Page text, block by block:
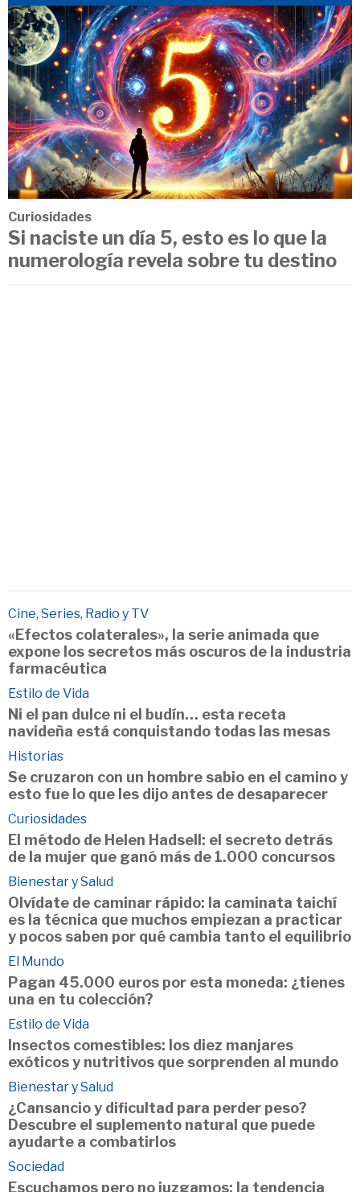
Curiosidades
Si naciste un día 5, esto es lo que la
numerología revela sobre tu destino
Cine, Series, Radio y TV
«Efectos colaterales», la serie animada que
expone los secretos más oscuros de la industria
farmacéutica
Estilo de Vida
Ni el pan dulce ni el budín… esta receta
navideña está conquistando todas las mesas
Historias
Se cruzaron con un hombre sabio en el camino y
esto fue lo que les dijo antes de desaparecer
Curiosidades
El método de Helen Hadsell: el secreto detrás
de la mujer que ganó más de 1.000 concursos
Bienestar y Salud
Olvídate de caminar rápido: la caminata taichí
es la técnica que muchos empiezan a practicar
y pocos saben por qué cambia tanto el equilibrio
El Mundo
Pagan 45.000 euros por esta moneda: ¿tienes
una en tu colección?
Estilo de Vida
Insectos comestibles: los diez manjares
exóticos y nutritivos que sorprenden al mundo
Bienestar y Salud
¿Cansancio y dificultad para perder peso?
Descubre el suplemento natural que puede
ayudarte a combatirlos
Sociedad
Escuchamos pero no juzgamos: la tendencia